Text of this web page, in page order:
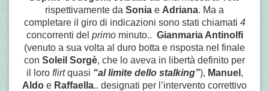
rispettivamente da Sonia e Adriana. Ma a
completare il giro di indicazioni sono stati chiamati 4
concorrenti del primo minuto.. Gianmaria Antinolfi
(venuto a sua volta al duro botta e risposta nel finale
con Soleil Sorgè, che lo aveva in libertà definito per
il loroflirtquasi “al limite dello stalking”), Manuel ,
Aldo e Raffaella.. designati per l’intervento correttivo